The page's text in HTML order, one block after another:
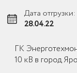
Дата отгрузки:
28.04.22
ГК
10 кВ в город